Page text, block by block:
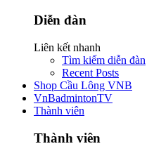
Diễn đàn
Liên kết nhanh
Tìm kiếm diễn đàn
Recent Posts
Shop Cầu Lông VNB
VnBadmintonTV
Thành viên
Thành viên